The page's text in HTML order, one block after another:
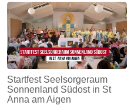
Startfest Seelsorgeraum
Sonnenland Südost in St
Anna am Aigen